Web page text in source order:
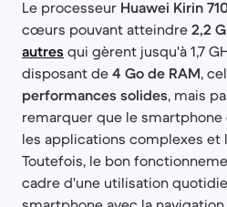
Le processeur Huawei Kirin
cœurs pouvant atteindre 2,2
autres qui gèrent jusqu'à 1,7
disposant de 4 Go de RAM,
performances solides, mais
remarquer que le smartphone
les applications complexes et
Toutefois, le bon
cadre d'une utilisation